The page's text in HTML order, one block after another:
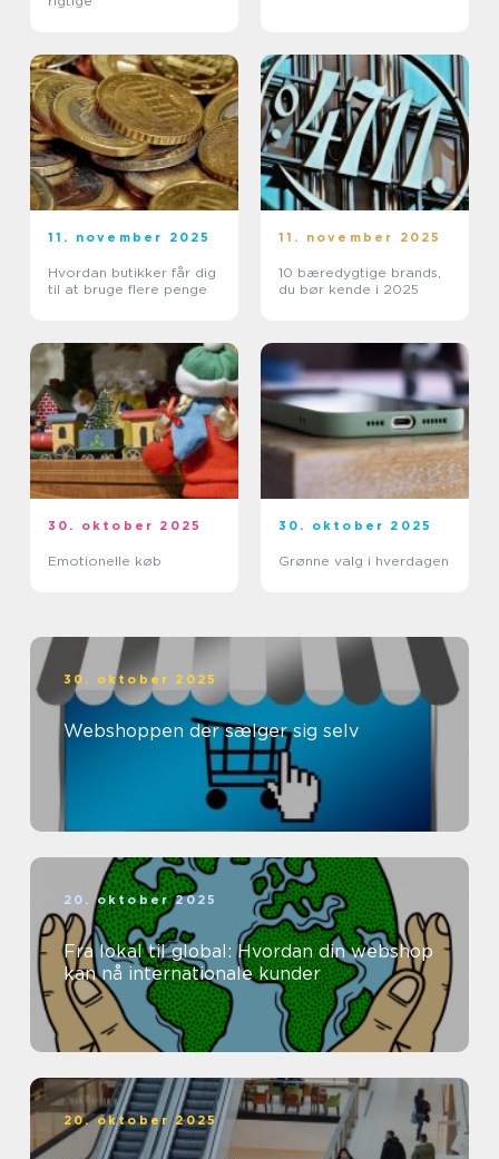
11. november 2025
Hvordan butikker får dig
til at bruge flere penge
11. november 2025
10 bæredygtige brands,
du bør kende i 2025
30. oktober 2025
Emotionelle køb
30. oktober 2025
Grønne valg i hverdagen
30. oktober 2025
Webshoppen der sælger sig selv
20. oktober 2025
Fra lokal til global: Hvordan din webshop
kan nå internationale kunder
20. oktober 2025